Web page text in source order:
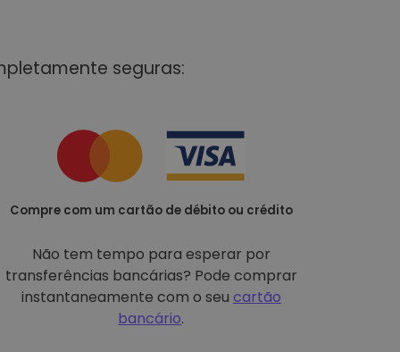
seguras:
Compre com um cartão de débito ou crédito
Não tem tempo para esperar por
transferências bancárias? Pode comprar
instantaneamente com o seu cartão
bancário.